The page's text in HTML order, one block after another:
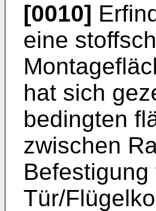
[0010]
eine
hat sich
bedingten
zwischen
Tür/